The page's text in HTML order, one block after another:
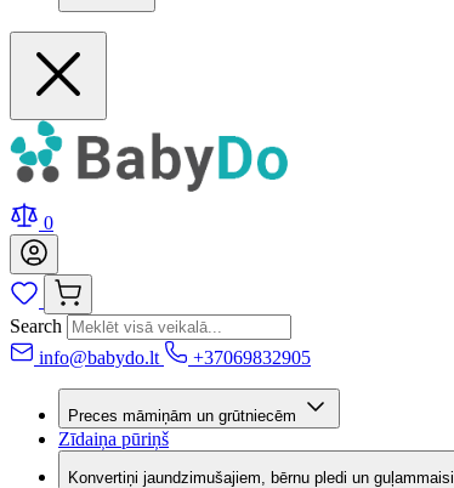
0
Search
info@babydo.lt
+37069832905
Preces māmiņām un grūtniecēm
Zīdaiņa pūriņš
Konvertiņi jaundzimušajiem, bērnu pledi un guļammaisi